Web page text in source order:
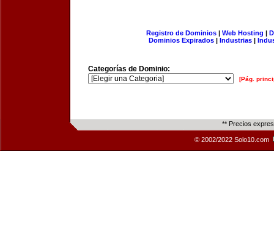
Registro de Dominios| Web Hosting |
Dominios Expirados | Industrias |
Categorías de Dominio:
[Pág.
** Precios
© 2002/2022 Solo10.com